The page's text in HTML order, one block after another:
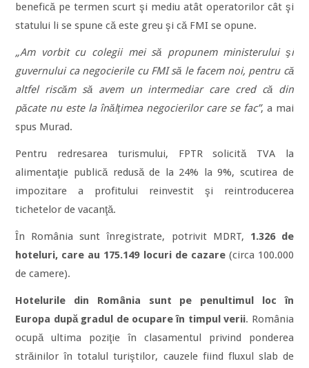
benefică pe termen scurt şi mediu atât operatorilor cât şi
statului li se spune că este greu şi că FMI se opune.
„Am vorbit cu colegii mei să propunem ministerului şi
guvernului ca negocierile cu FMI să le facem noi, pentru că
altfel riscăm să avem un intermediar care cred că din
păcate nu este la înălţimea negocierilor care se fac”, a mai
spus Murad.
Pentru redresarea turismului, FPTR solicită TVA la
alimentaţie publică redusă de la 24% la 9%, scutirea de
impozitare a profitului reinvestit şi reintroducerea
tichetelor de vacanţă.
În România sunt înregistrate, potrivit MDRT, 1.326 de
hoteluri, care au 175.149 locuri de cazare(circa 100.000
de camere).
Hotelurile din România sunt pe penultimul loc în
Europa după gradul de ocupare în timpul verii. România
ocupă ultima poziţie în clasamentul privind ponderea
străinilor în totalul turiştilor, cauzele fiind fluxul slab de